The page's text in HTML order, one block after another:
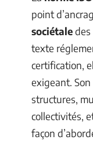
point
sociétaledes
texte
certification,
exigeant.
structures,
collectivités,
façon